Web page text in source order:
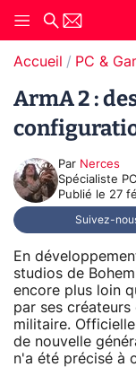
Accueil PC &
ArmA 2 :
Par Nerces
Spécialiste
Publié le 27
Suivez-
En
studios de
encore plus loin
par ses
militaire.
de nouvelle
n'a été précisé à